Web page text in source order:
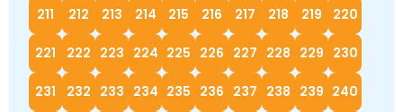
211 212 213 214 215 216 217 218 219 220
221 222 223 224 225 226 227 228 229 230
231 232 233 234 235 236 237 238 239 240